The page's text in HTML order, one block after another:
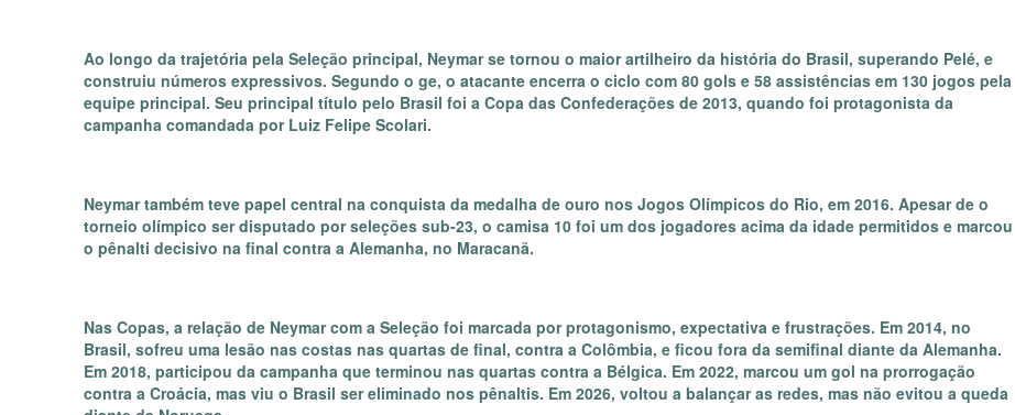
Ao longo da trajetória pela Seleção principal, Neymar se tornou o maior artilheiro da história do Brasil, superando Pelé, e
construiu números expressivos. Segundo o ge, o atacante encerra o ciclo com 80 gols e 58 assistências em 130 jogos pela
equipe principal. Seu principal título pelo Brasil foi a Copa das Confederações de 2013, quando foi protagonista da
campanha comandada por Luiz Felipe Scolari.
Neymar também teve papel central na conquista da medalha de ouro nos Jogos Olímpicos do Rio, em 2016. Apesar de o
torneio olímpico ser disputado por seleções sub-23, o camisa 10 foi um dos jogadores acima da idade permitidos e marcou
o pênalti decisivo na final contra a Alemanha, no Maracanã.
Nas Copas, a relação de Neymar com a Seleção foi marcada por protagonismo, expectativa e frustrações. Em 2014, no
Brasil, sofreu uma lesão nas costas nas quartas de final, contra a Colômbia, e ficou fora da semifinal diante da Alemanha.
Em 2018, participou da campanha que terminou nas quartas contra a Bélgica. Em 2022, marcou um gol na prorrogação
contra a Croácia, mas viu o Brasil ser eliminado nos pênaltis. Em 2026, voltou a balançar as redes, mas não evitou a queda